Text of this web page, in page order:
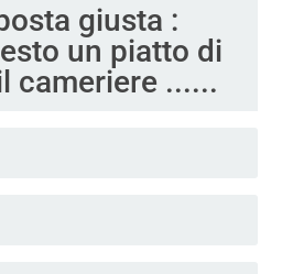
giusta :
un piatto di
cameriere ......